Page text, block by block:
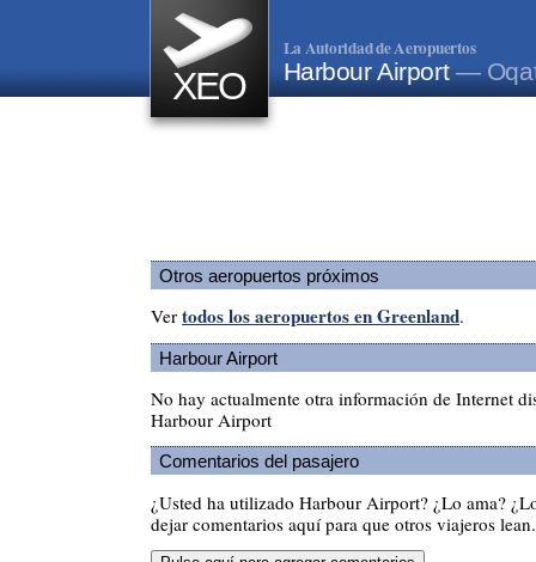
XEO
La Autoridad de Aeropuertos
Harbour Airport—
Otros aeropuertos próximos
Ver todos los aeropuertos en Greenland.
Harbour Airport
No hay actualmente otra información de Internet
Harbour Airport
Comentarios del pasajero
¿Usted ha utilizado Harbour Airport? ¿Lo ama?
dejar comentarios aquí para que otros viajeros lean.